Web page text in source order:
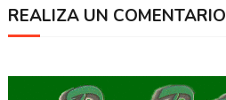
REALIZA UN COMENTARIO